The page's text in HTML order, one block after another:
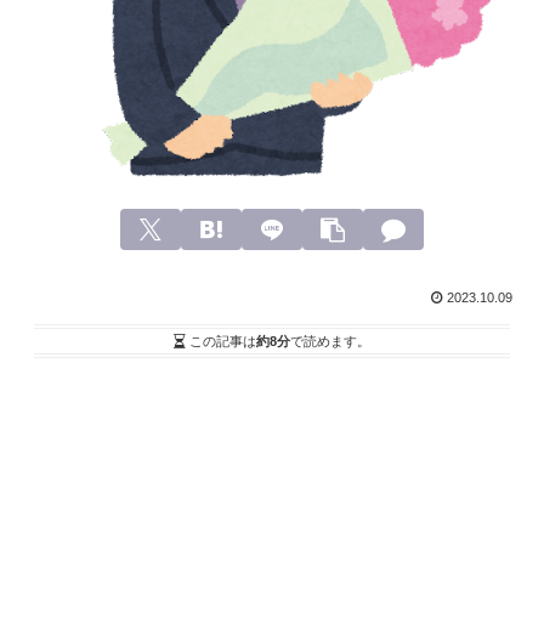
2023.10.09
この記事は約8分で読めます。